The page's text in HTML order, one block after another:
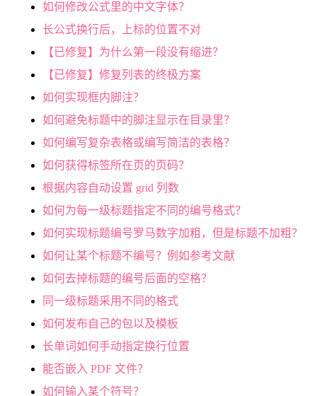
如何修改公式里的中文字体？
长公式换行后，上标的位置不对
【已修复】为什么第一段没有缩进？
【已修复】修复列表的终极方案
如何实现框内脚注？
如何避免标题中的脚注显示在目录里？
如何编写复杂表格或编写简洁的表格？
如何获得标签所在页的页码？
根据内容自动设置 grid 列数
如何为每一级标题指定不同的编号格式？
如何实现标题编号罗马数字加粗，但是标题不加粗？
如何让某个标题不编号？例如参考文献
如何去掉标题的编号后面的空格？
同一级标题采用不同的格式
如何发布自己的包以及模板
长单词如何手动指定换行位置
能否嵌入 PDF 文件？
如何输入某个符号？